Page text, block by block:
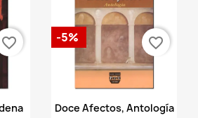
favorite_border
Vista rápida
Doce Afectos, Antología
-5% favorite_border